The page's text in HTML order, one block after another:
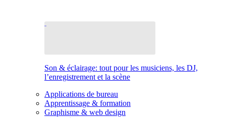
Son & éclairage: tout pour les musiciens, les DJ,
l’enregistrement et la scène
Applications de bureau
Apprentissage & formation
Graphisme & web design